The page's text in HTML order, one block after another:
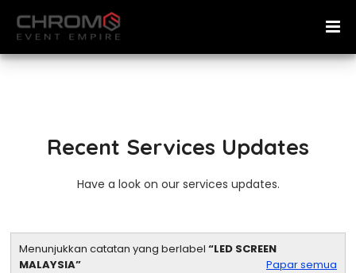
Recent Services Updates
Have a look on our services updates.
Menunjukkan catatan yang berlabel
LED SCREEN
MALAYSIA
Papar semua